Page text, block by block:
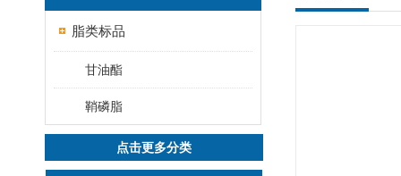
脂类标品
甘油酯
鞘磷脂
点击更多分类